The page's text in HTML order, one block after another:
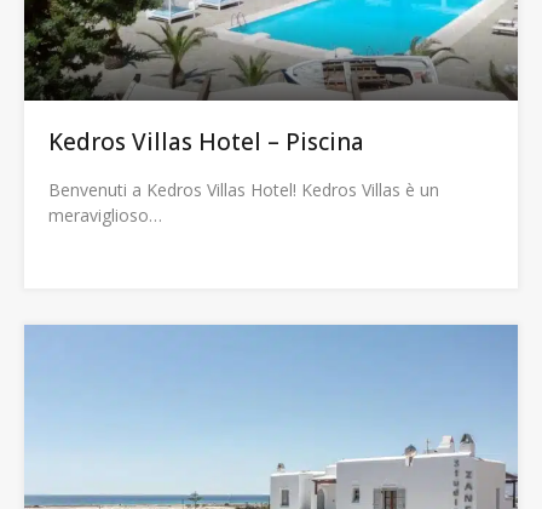
Kedros Villas Hotel – Piscina
Benvenuti a Kedros Villas Hotel! Kedros Villas è un
meraviglioso…